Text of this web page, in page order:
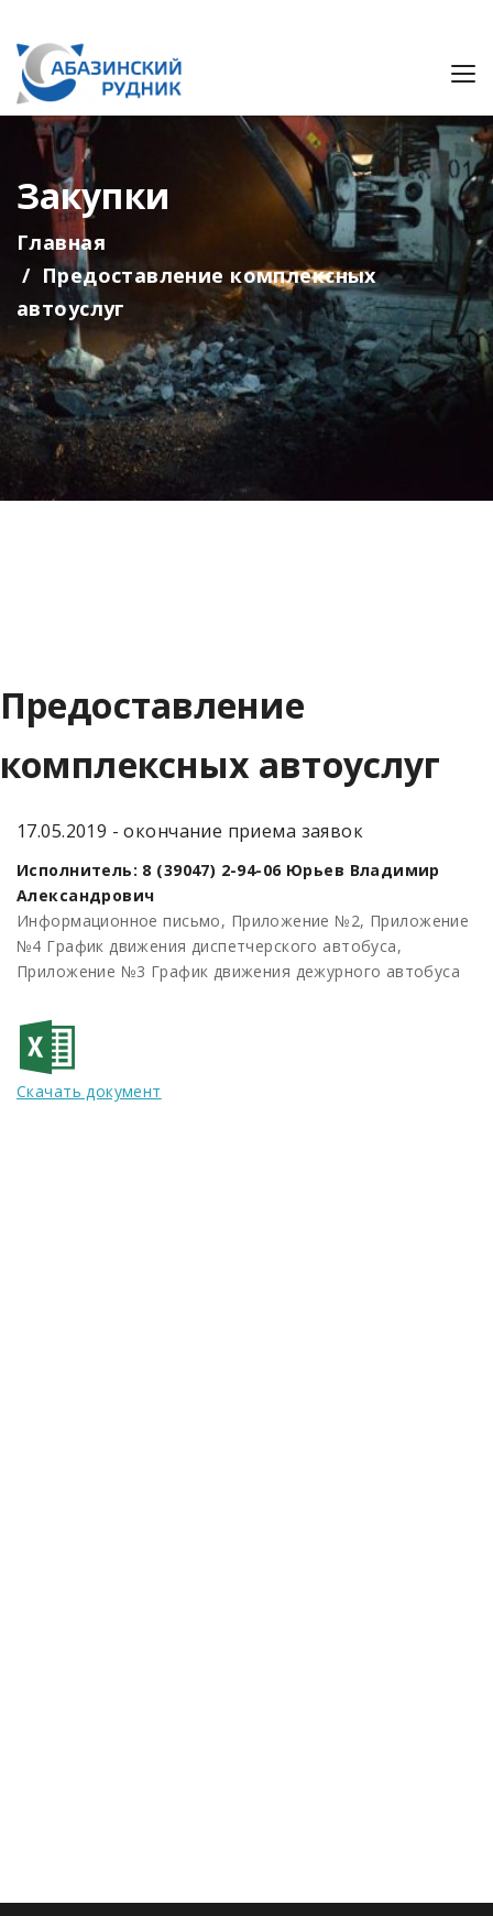
Закупки
Главная
Предоставление комплексных
автоуслуг
Предоставление
комплексных автоуслуг
17.05.2019 - окончание приема заявок
Исполнитель: 8 (39047) 2-94-06 Юрьев Владимир
Александрович
Информационное письмо, Приложение №2, Приложение
№4 График движения диспетчерского автобуса,
Приложение №3 График движения дежурного автобуса
Скачать документ